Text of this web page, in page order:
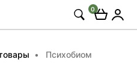
0
Психобиом